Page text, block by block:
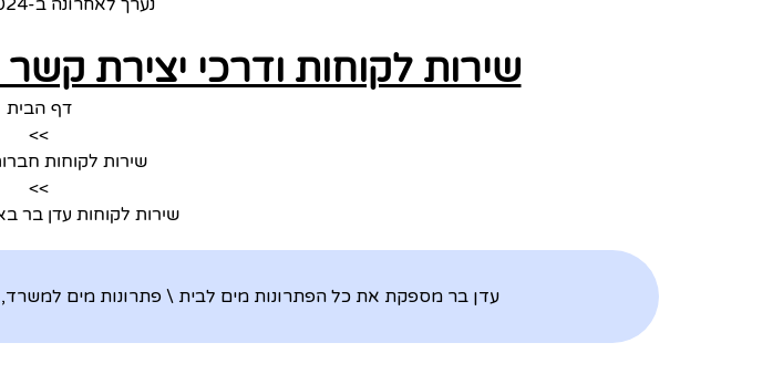
נערך לאחרונה ב-
שירות לקוחות ודרכי יצירת
דף הבית
>>
שירות לקוחות
>>
שירות לקוחות עדן בר
עדן בר מספקת את כל הפתרונות מים לבית \ פתרונות מים למשרד,